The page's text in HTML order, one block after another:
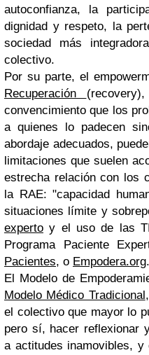
autoconfianza, la
dignidad y respeto, la
sociedad más
colectivo.
Por su parte, el
Recuperación
convencimiento que los
a quienes lo padecen
abordaje adecuados,
limitaciones que suelen
estrecha relación con los
la RAE: "capacidad
situaciones límite y
experto y el uso de las
Programa Paciente
Pacientes, o Empodera.org.
El Modelo de
Modelo Médico Tradicional
el colectivo que mayor lo
pero sí, hacer reflexionar
a actitudes inamovibles,